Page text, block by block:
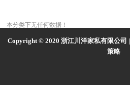
本分类下无任何数据！
Copyright © 2020 浙江川洋家私有限公司 |
策略